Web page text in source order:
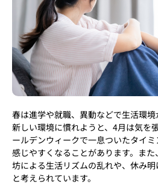
春は進学や就職、異動などで生活環境
新しい環境に慣れようと、4月は気を
ールデンウィークで一息ついたタイ
感じやすくなることがあります。ま
坊による生活リズムの乱れや、休み
と考えられています。